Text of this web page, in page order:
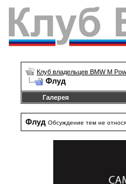
Клуб владельцев BMW M
Флуд
Галерея
Флуд Обсуждение тем не